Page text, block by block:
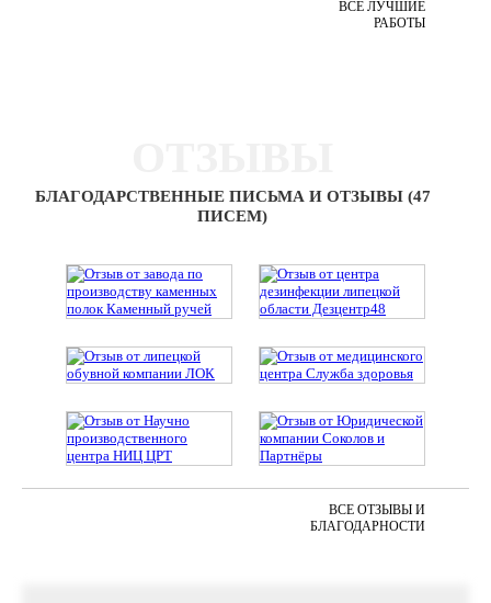
ВСЕ ЛУЧШИЕ
РАБОТЫ
БЛАГОДАРСТВЕННЫЕ ПИСЬМА И ОТЗЫВЫ (47
ПИСЕМ)
ВСЕ ОТЗЫВЫ И
БЛАГОДАРНОСТИ